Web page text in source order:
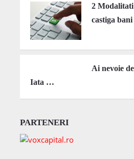
2 Modalitati
castiga
Ai nevoie
Iata …
PARTENERI